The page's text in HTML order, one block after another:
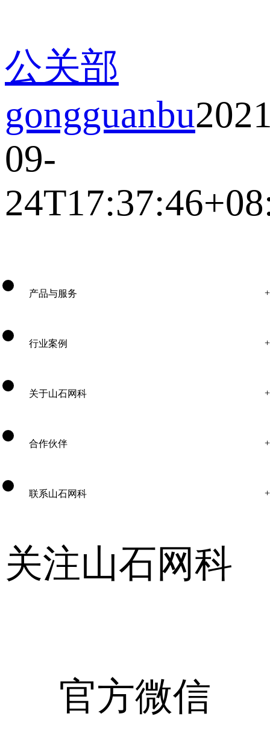
公关部
gongguanbu
09-
产品与服务
行业案例
关于山石网科
合作伙伴
联系山石网科
关注山石网科
官方微信